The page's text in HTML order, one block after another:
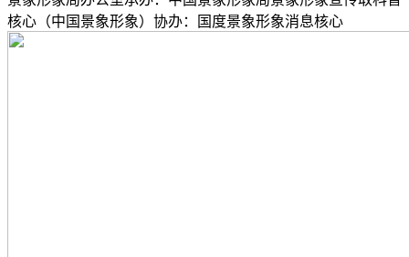
核心（中国景象形象）协办：国度景象形象消息核心